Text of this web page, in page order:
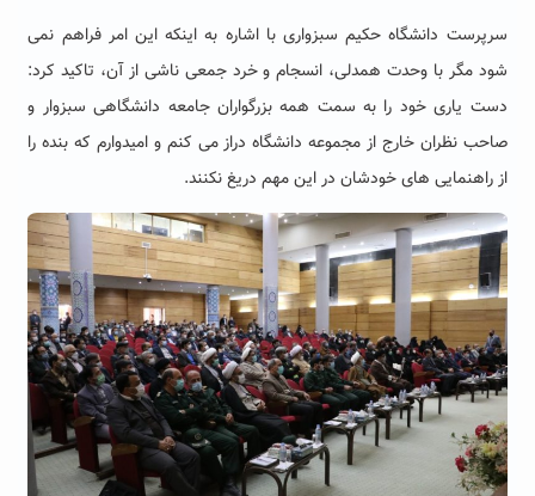
سرپرست دانشگاه حکیم سبزواری با اشاره به اینکه این امر فراهم نمی
شود مگر با وحدت همدلی، انسجام و خرد جمعی ناشی از آن، تاکید کرد:
دست یاری خود را به سمت همه بزرگواران جامعه دانشگاهی سبزوار و
صاحب نظران خارج از مجموعه دانشگاه دراز می کنم و امیدوارم که بنده را
از راهنمایی های خودشان در این مهم دریغ نکنند.